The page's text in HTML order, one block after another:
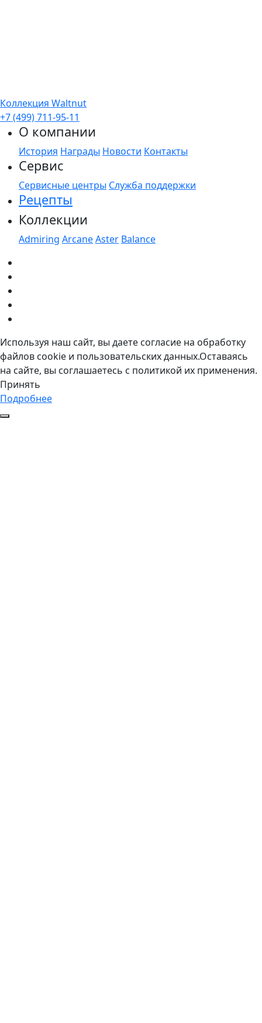
Коллекция Waltnut
+7 (499) 711-95-11
О компании
История Награды Новости Контакты
Сервис
Сервисные центры Служба поддержки
Рецепты
Коллекции
Admiring ArcaneAster Balance
Используя наш сайт, вы даете согласие на обработку
файлов cookie и пользовательских данных.Оставаясь
на сайте, вы соглашаетесь с политикой их применения.
Принять
Подробнее